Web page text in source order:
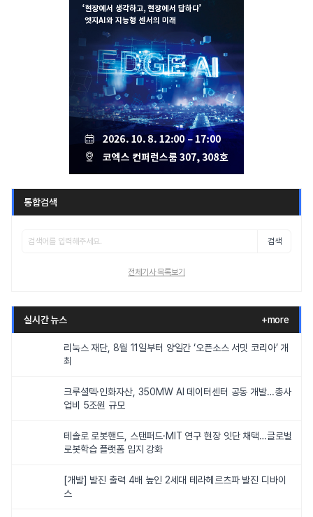
통합검색
검색
전체기사 목록보기
실시간 뉴스 +more
리눅스 재단, 8월 11일부터 양일간 ‘오픈소스 서밋 코리아’ 개
최
크루셜텍·인화자산, 350MW AI 데이터센터 공동 개발…총사
업비 5조원 규모
테솔로 로봇핸드, 스탠퍼드·MIT 연구 현장 잇단 채택…글로벌
로봇학습 플랫폼 입지 강화
[개발] 발진 출력 4배 높인 2세대 테라헤르츠파 발진 디바이
스